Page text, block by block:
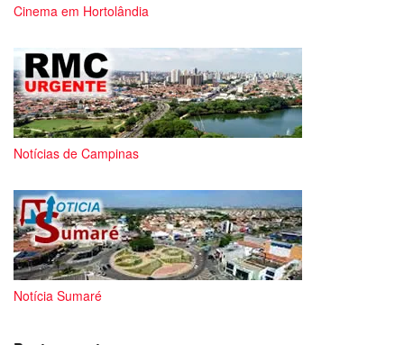
Cinema em Hortolândia
Notícias de Campinas
Notícia Sumaré